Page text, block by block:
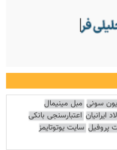
سونی مبل مینیمال
ایرانیان اعتبارسنجی بانکی
پروفیل سایت یوتوتایمز